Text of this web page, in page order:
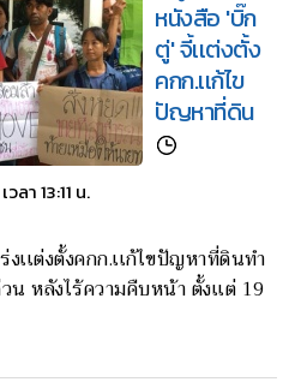
หนังสือ 'บิ๊ก
ตู่' จี้เเต่งตั้ง
คกก.เเก้ไข
ปัญหาที่ดิน
ลา 13:11 น.
เเต่งตั้งคกก.เเก้ไขปัญหาที่ดินทำ
หลังไร้ความคืบหน้า ตั้งเเต่ 19